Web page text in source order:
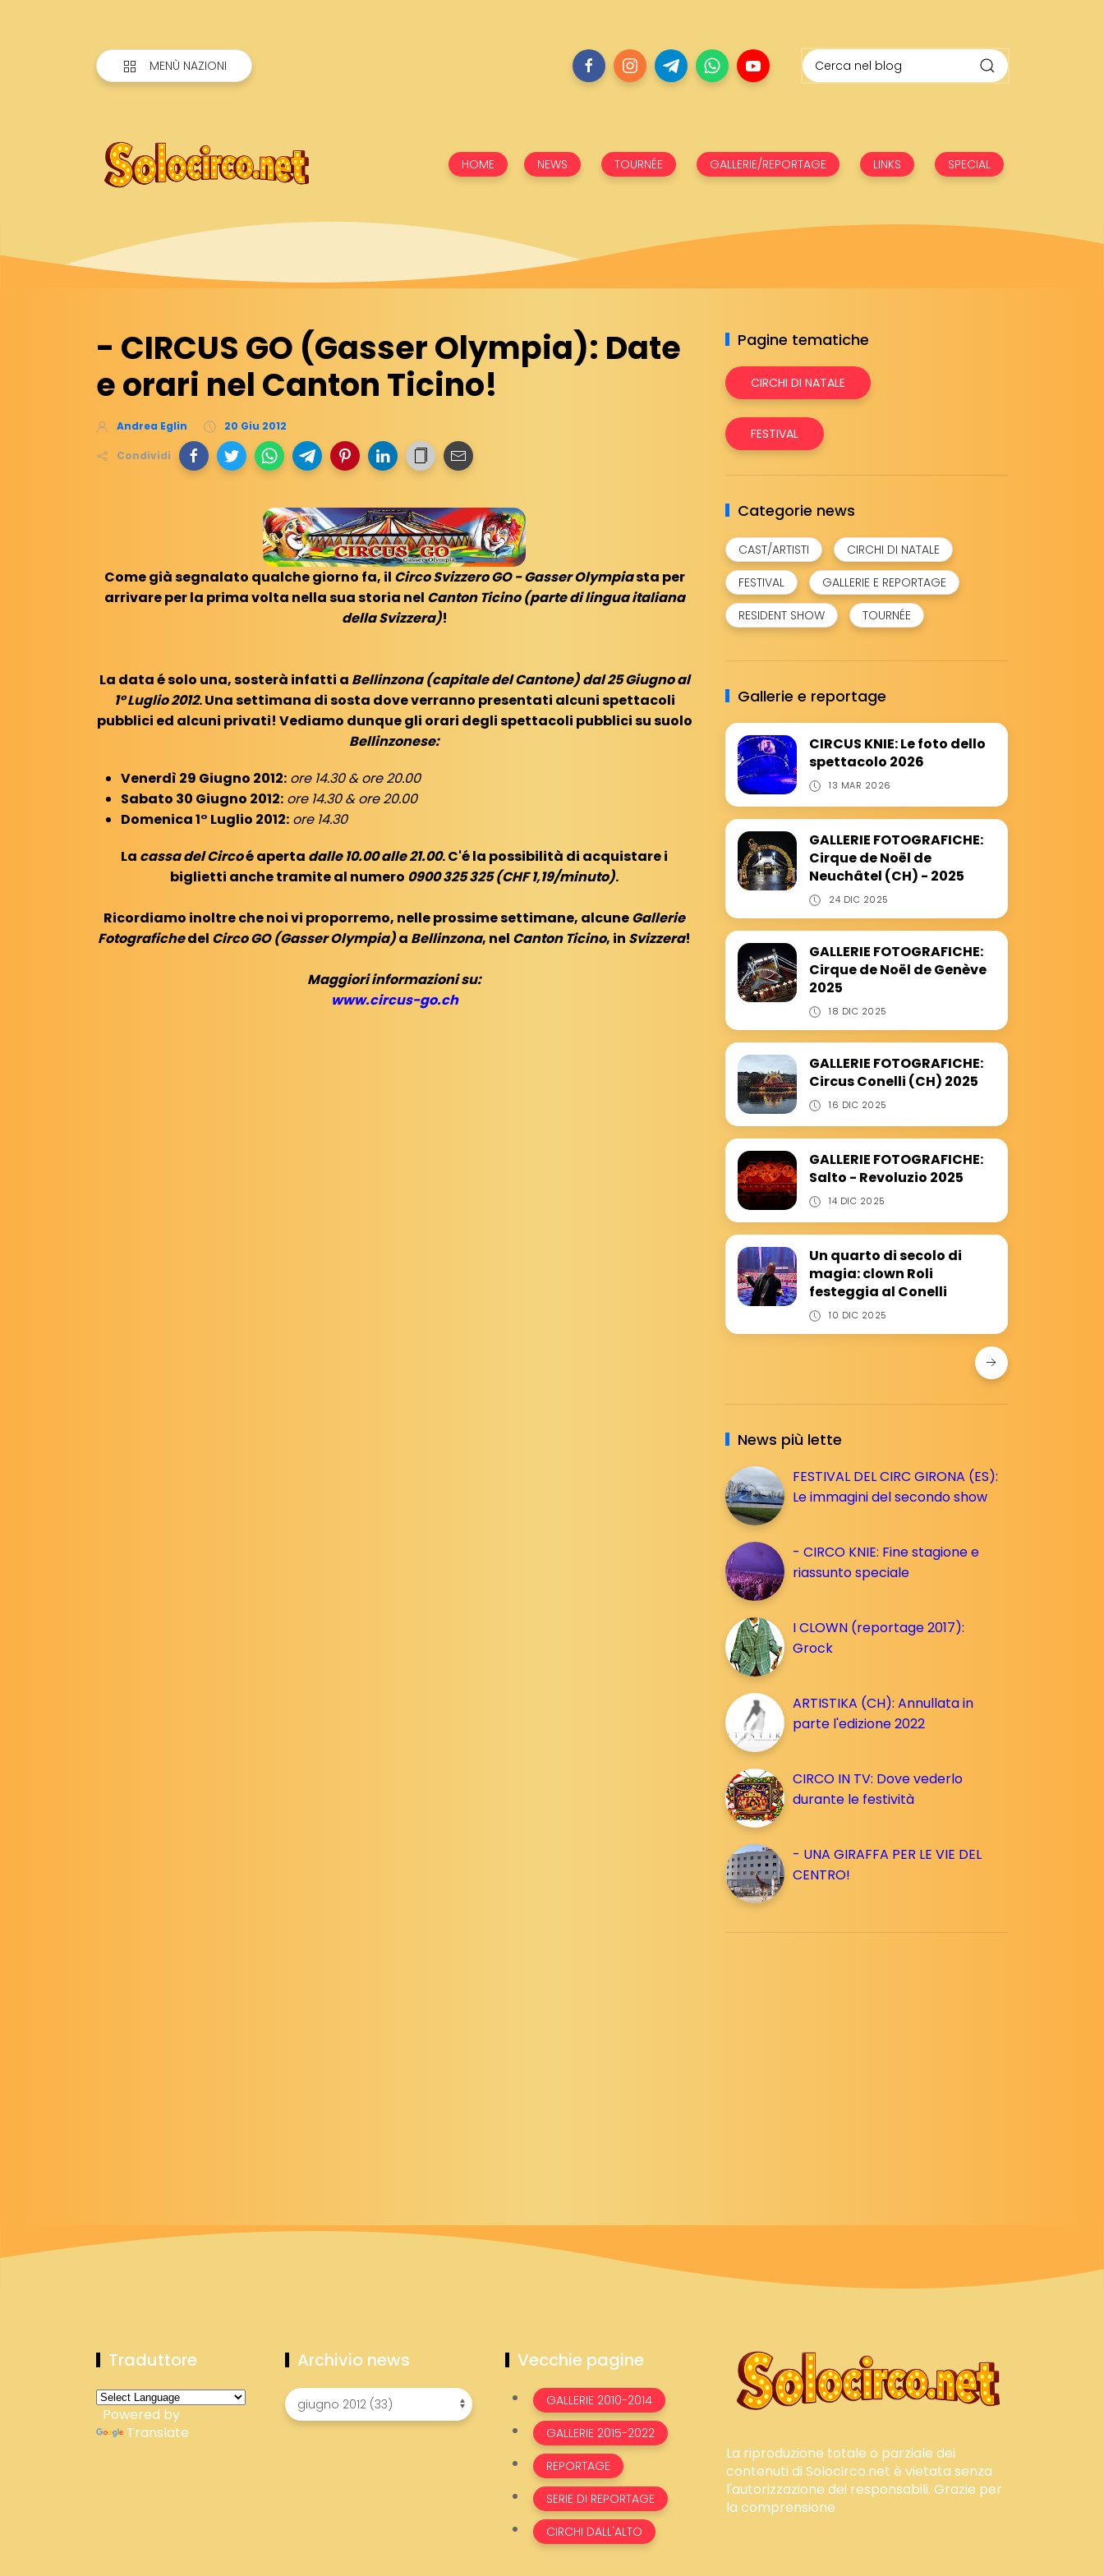
MENÙ NAZIONI
HOME NEWS TOURNÉE GALLERIE/REPORTAGE LINKS SPECIAL
- CIRCUS GO (Gasser Olympia): Date
e orari nel Canton Ticino!
Andrea Eglin 20 Giu 2012
Condividi
Come già segnalato qualche giorno fa, il Circo Svizzero GO - Gasser Olympiasta per
arrivare per la prima volta nella sua storia nel Canton Ticino (parte di lingua italiana
della Svizzera)!
La data é solo una, sosterà infatti a Bellinzona (capitale del Cantone) dal 25 Giugno al
1° Luglio 2012. Una settimana di sosta dove verranno presentati alcuni spettacoli
pubblici ed alcuni privati! Vediamo dunque gli orari degli spettacoli pubblici su suolo
Bellinzonese:
Venerdì 29 Giugno 2012: ore 14.30 & ore 20.00
Sabato 30 Giugno 2012: ore 14.30 & ore 20.00
Domenica 1° Luglio 2012: ore 14.30
La cassa del Circoé aperta dalle 10.00 alle 21.00. C'é la possibilità di acquistare i
biglietti anche tramite al numero 0900 325 325 (CHF 1,19/minuto).
Ricordiamo inoltre che noi vi proporremo, nelle prossime settimane, alcuneGallerie
Fotografichedel Circo GO (Gasser Olympia)a Bellinzona, nel Canton Ticino, in Svizzera!
Maggiori informazioni su:
www.circus-go.ch
Pagine tematiche
CIRCHI DI NATALE
FESTIVAL
Categorie news
CAST/ARTISTI
CIRCHI DI NATALE
FESTIVAL
GALLERIE E REPORTAGE
RESIDENT SHOW
TOURNÉE
Gallerie e reportage
CIRCUS KNIE: Le foto dello
spettacolo 2026
13 MAR 2026
GALLERIE FOTOGRAFICHE:
Cirque de Noël de
Neuchâtel (CH) - 2025
24 DIC 2025
GALLERIE FOTOGRAFICHE:
Cirque de Noël de Genève
2025
18 DIC 2025
GALLERIE FOTOGRAFICHE:
Circus Conelli (CH) 2025
16 DIC 2025
GALLERIE FOTOGRAFICHE:
Salto - Revoluzio 2025
14 DIC 2025
Un quarto di secolo di
magia: clown Roli
festeggia al Conelli
10 DIC 2025
News più lette
FESTIVAL DEL CIRC GIRONA (ES):
Le immagini del secondo show
- CIRCO KNIE: Fine stagione e
riassunto speciale
I CLOWN (reportage 2017):
Grock
ARTISTIKA (CH): Annullata in
parte l'edizione 2022
CIRCO IN TV: Dove vederlo
durante le festività
- UNA GIRAFFA PER LE VIE DEL
CENTRO!
Traduttore
Powered by
Translate
Archivio news Vecchie pagine
GALLERIE 2010-2014
GALLERIE 2015-2022
REPORTAGE
SERIE DI REPORTAGE
CIRCHI DALL'ALTO
La riproduzione totale o parziale dei
contenuti di Solocirco.net è vietata senza
l'autorizzazione dei responsabili. Grazie per
la comprensione